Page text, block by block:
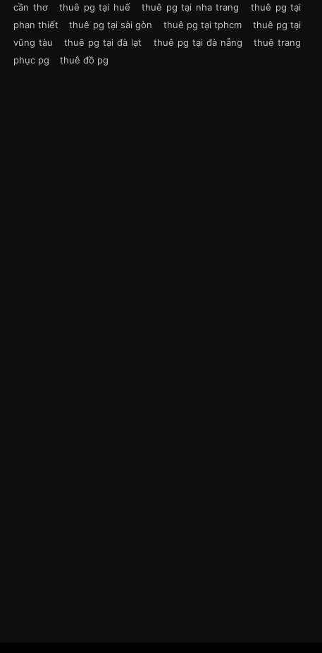
cần thơ
thuê pg tại huế thuê pg tại nha trang
thuê pg tại
phan thiết
thuê pg tại sài gòn thuê pg tại tphcm
thuê pg tại
vũng tàu
thuê pg tại đà lạt thuê pg tại đà nẵng
thuê trang
phục pg
thuê đồ pg